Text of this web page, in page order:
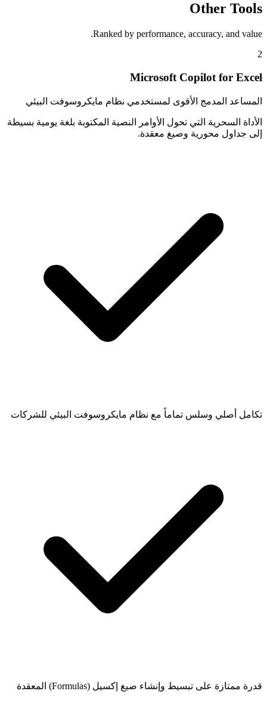
Other Tools
Ranked by performance, accuracy, and value.
2
Microsoft Copilot for Excel
المساعد المدمج الأقوى لمستخدمي نظام مايكروسوفت البيئي
الأداة السحرية التي تحول الأوامر النصية المكتوبة بلغة يومية بسيطة
إلى جداول محورية وصيغ معقدة.
تكامل أصلي وسلس تماماً مع نظام مايكروسوفت البيئي للشركات
قدرة ممتازة على تبسيط وإنشاء صيغ إكسيل (Formulas) المعقدة